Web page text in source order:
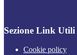
Sezione Link Utili
Cookie policy